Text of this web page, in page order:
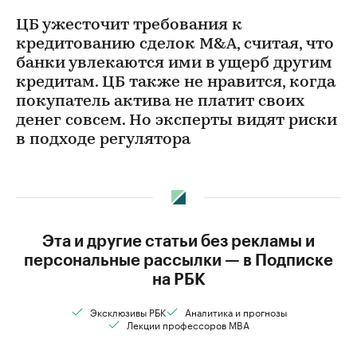
ЦБ ужесточит требования к
кредитованию сделок M&A, считая, что
банки увлекаются ими в ущерб другим
кредитам. ЦБ также не нравится, когда
покупатель актива не платит своих
денег совсем. Но эксперты видят риски
в подходе регулятора
Эта и другие статьи без рекламы и
персональные рассылки — в Подписке
на РБК
Эксклюзивы РБК
Аналитика и прогнозы
Лекции профессоров MBA